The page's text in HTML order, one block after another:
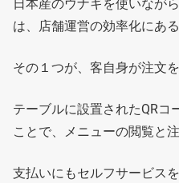
日本産のウナギを使いなが
は、店舗運営の効率化にある
その１つが、客自身が注文
テーブルに設置されたQRコ
ことで、メニューの閲覧と
支払いにもセルフサービス